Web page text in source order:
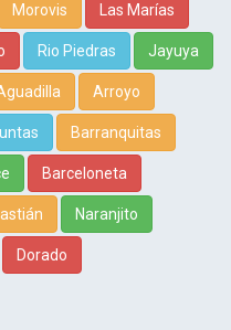
Morovis Las Marías
Rio Piedras Jayuya
Arroyo
Barranquitas
Barceloneta
Naranjito
Dorado